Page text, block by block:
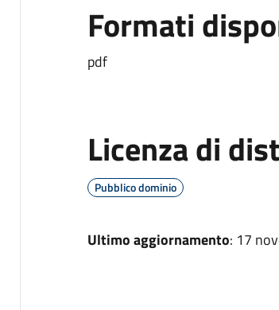
Formati
pdf
Licenza di
Pubblico dominio
Ultimo aggiornamento: 17